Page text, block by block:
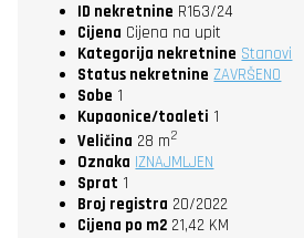
ID nekretnine R163/24
Cijena Cijena na upit
Kategorija nekretnine Stanovi
Status nekretnine ZAVRŠENO
Sobe 1
Kupaonice/toaleti 1
Veličina 28 m2
Oznaka IZNAJMLJEN
Sprat 1
Broj registra 20/2022
Cijena po m2 21,42 KM